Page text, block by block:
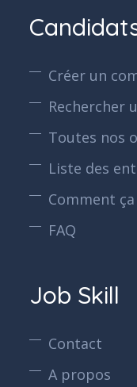
Créer un
Rechercher
Toutes nos
Liste des
Comment
FAQ
Job Skill
Contact
A propos